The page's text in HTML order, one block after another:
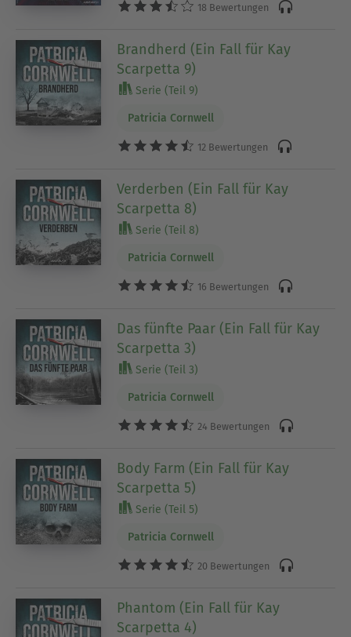
18 Bewertungen
Brandherd (Ein Fall für Kay
Scarpetta 9)
Serie (Teil 9)
Patricia Cornwell
12 Bewertungen
Verderben (Ein Fall für Kay
Scarpetta 8)
Serie (Teil 8)
Patricia Cornwell
16 Bewertungen
Das fünfte Paar (Ein Fall für Kay
Scarpetta 3)
Serie (Teil 3)
Patricia Cornwell
24 Bewertungen
Body Farm (Ein Fall für Kay
Scarpetta 5)
Serie (Teil 5)
Patricia Cornwell
20 Bewertungen
Phantom (Ein Fall für Kay
Scarpetta 4)